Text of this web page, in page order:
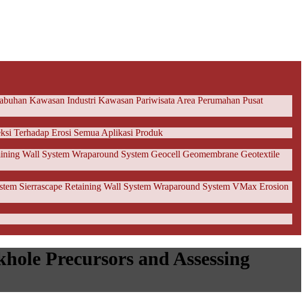
Kawasan Industri Kawasan Pariwisata Area Perumahan Pusat
Terhadap Erosi Semua Aplikasi Produk
Wall System Wraparound System Geocell Geomembrane Geotextile
Sierrascape Retaining Wall System Wraparound System VMax Erosion
Precursors and Assessing